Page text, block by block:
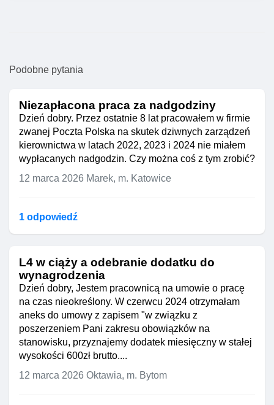
Podobne pytania
Niezapłacona praca za nadgodziny
Dzień dobry. Przez ostatnie 8 lat pracowałem w firmie
zwanej Poczta Polska na skutek dziwnych zarządzeń
kierownictwa w latach 2022, 2023 i 2024 nie miałem
wypłacanych nadgodzin. Czy można coś z tym zrobić?
12 marca 2026 Marek, m. Katowice
1 odpowiedź
L4 w ciąży a odebranie dodatku do
wynagrodzenia
Dzień dobry, Jestem pracownicą na umowie o pracę
na czas nieokreślony. W czerwcu 2024 otrzymałam
aneks do umowy z zapisem "w związku z
poszerzeniem Pani zakresu obowiązków na
stanowisku, przyznajemy dodatek miesięczny w stałej
wysokości 600zł brutto....
12 marca 2026 Oktawia, m. Bytom